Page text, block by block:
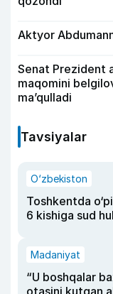
Aktyor
Senat Prezident
maqomini
ma’qulladi
Tavsiyalar
O‘zbekiston
Toshkentda
6 kishiga sud
Madaniyat
“U boshqalar